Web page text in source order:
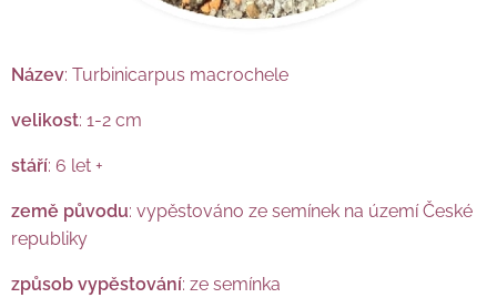
Název: Turbinicarpus macrochele
velikost: 1-2 cm
stáří: 6 let +
země původu: vypěstováno ze semínek na území České
republiky
způsob vypěstování: ze semínka